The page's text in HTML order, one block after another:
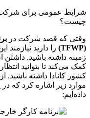
شرایط عمومی برای شرکت
چیست؟
وقتی که قصد شرکت در
(
TFWP
) را دارید
زمینه داشته باشید.
کمک می‌کند تا بتوانید
کشور کانادا داشته باشید.
موارد زیر اشاره کرد که
داده‌ایم: